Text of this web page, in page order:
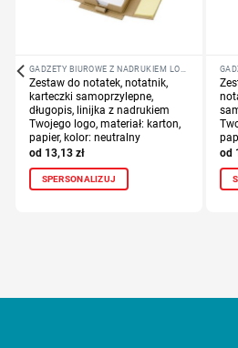
GADŻETY BIUROWE Z NADRUKIEM LOGO FIRMY
Zestaw do notatek, notatnik,
karteczki samoprzylepne,
długopis, linijka z nadrukiem
Twojego logo, materiał: karton,
papier, kolor: neutralny
13,13 zł
SPERSONALIZUJ